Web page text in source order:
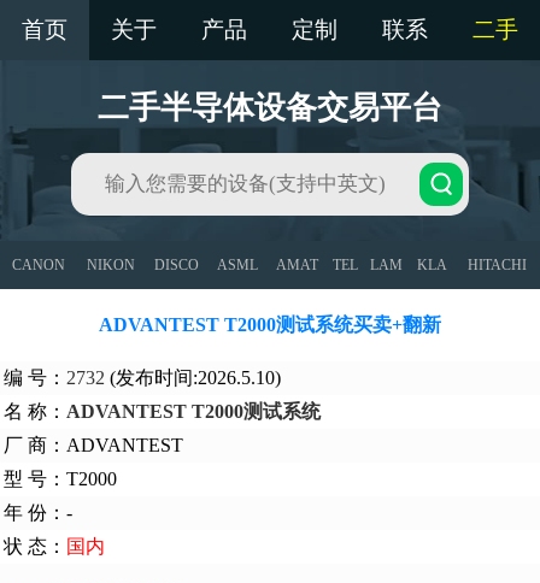
首页 关于 产品 定制 联系 二手
二手半导体设备交易平台
CANON NIKON DISCO ASML AMAT TEL LAM KLA HITACHI
ADVANTEST T2000测试系统买卖+翻新
编 号： 2732 (发布时间:2026.5.10)
名 称： ADVANTEST T2000测试系统
厂 商：ADVANTEST
型 号：T2000
年 份：-
状 态： 国内